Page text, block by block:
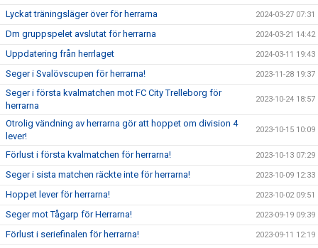
Lyckat träningsläger över för herrarna 2024-03-27 07:31
Dm gruppspelet avslutat för herrarna 2024-03-21 14:42
Uppdatering från herrlaget 2024-03-11 19:43
Seger i Svalövscupen för herrarna! 2023-11-28 19:37
Seger i första kvalmatchen mot FC City Trelleborg för
herrarna
2023-10-24 18:57
Otrolig vändning av herrarna gör att hoppet om division 4
lever!
2023-10-15 10:09
Förlust i första kvalmatchen för herrarna! 2023-10-13 07:29
Seger i sista matchen räckte inte för herrarna! 2023-10-09 12:33
Hoppet lever för herrarna! 2023-10-02 09:51
Seger mot Tågarp för Herrarna! 2023-09-19 09:39
Förlust i seriefinalen för herrarna! 2023-09-11 12:19